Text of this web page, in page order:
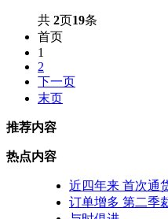
共 2页19条
首页
1
2
下一页
末页
推荐内容
热点内容
近四年来 首次通
订单增多 第二季